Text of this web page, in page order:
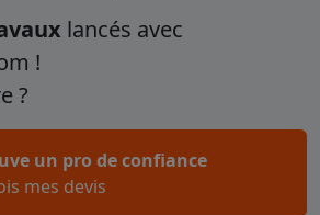
lancés avec
!
?
un pro de confiance
mes devis